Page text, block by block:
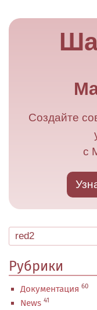
Создайте
с
Рубрики
Документация 60
News 41